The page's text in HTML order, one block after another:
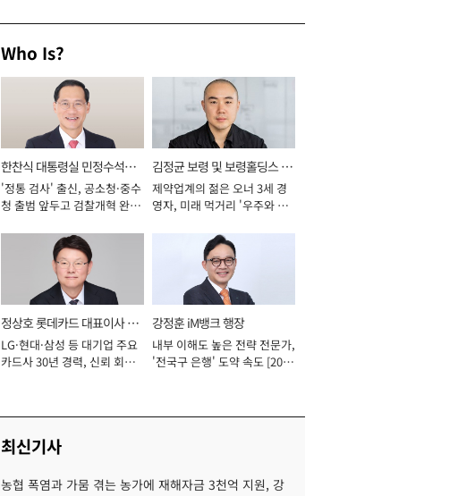
Who Is?
한찬식 대통령실 민정수석비
서관
'정통 검사' 출신, 공소청·중수
청 출범 앞두고 검찰개혁 완수
김정균 보령 및 보령홀딩스 대
표이사 사장
제약업계의 젊은 오너 3세 경
영자, 미래 먹거리 '우주와 헬
정상호 롯데카드 대표이사 사
장
LG·현대·삼성 등 대기업 주요
카드사 30년 경력, 신뢰 회복
강정훈 iM뱅크 행장
내부 이해도 높은 전략 전문가,
'전국구 은행' 도약 속도 [2026
최신기사
농협 폭염과 가뭄 겪는 농가에 재해자금 3천억 지원, 강